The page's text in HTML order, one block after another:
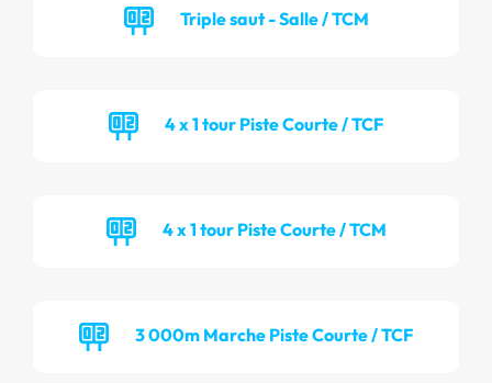
Triple saut - Salle / TCM
4 x 1 tour Piste Courte / TCF
4 x 1 tour Piste Courte / TCM
3 000m Marche Piste Courte / TCF